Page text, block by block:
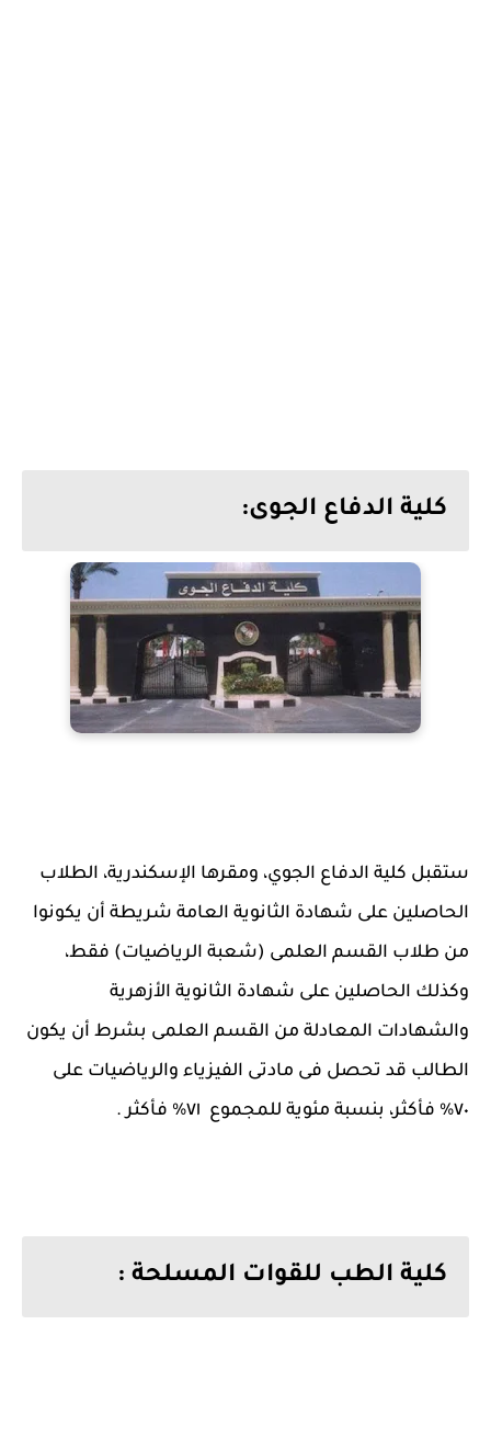
كلية الدفاع الجوى:
ستقبل كلية الدفاع الجوي، ومقرها الإسكندرية، الطلاب
الحاصلين على شهادة الثانوية العامة شريطة أن يكونوا
من طلاب القسم العلمى (شعبة الرياضيات) فقط،
‏وكذلك الحاصلين على شهادة الثانوية الأزهرية
والشهادات المعادلة من القسم العلمى بشرط أن يكون
‏الطالب قد تحصل فى مادتى الفيزياء والرياضيات على
٧٠% فأكثر، بنسبة مئوية للمجموع ٧١% فأكثر .‏
كلية الطب للقوات المسلحة :